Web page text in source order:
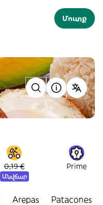
Մուտք
0,19 €
Անվճար
Prime
Arepas Patacones